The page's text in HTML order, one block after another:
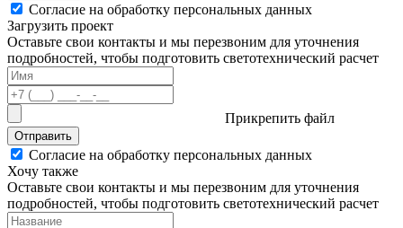
Согласие на обработку персональных данных
Загрузить проект
Оставьте свои контакты и мы перезвоним для уточнения
подробностей, чтобы подготовить светотехнический расчет
Прикрепить файл
Отправить
Согласие на обработку персональных данных
Хочу также
Оставьте свои контакты и мы перезвоним для уточнения
подробностей, чтобы подготовить светотехнический расчет